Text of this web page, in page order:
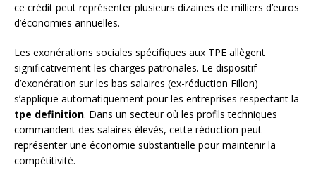
ce crédit peut représenter plusieurs dizaines de milliers d’euros
d’économies annuelles.
Les exonérations sociales spécifiques aux TPE allègent
significativement les charges patronales. Le dispositif
d’exonération sur les bas salaires (ex-réduction Fillon)
s’applique automatiquement pour les entreprises respectant la
tpe definition. Dans un secteur où les profils techniques
commandent des salaires élevés, cette réduction peut
représenter une économie substantielle pour maintenir la
compétitivité.